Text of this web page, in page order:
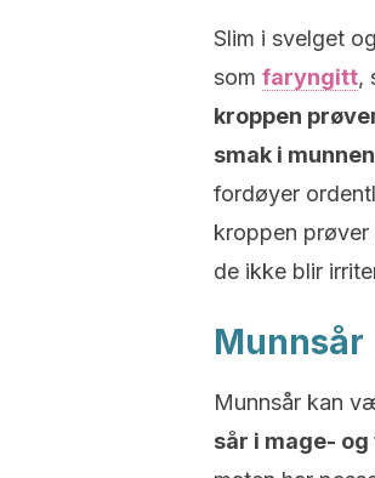
Slim i svelget
som faryngitt,
kroppen
smak i
fordøyer
kroppen
de ikke blir
Munnsår
Munnsår kan
sår i mage- og